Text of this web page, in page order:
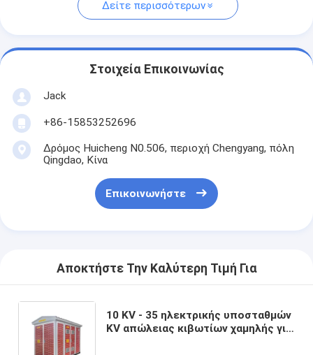
Δείτε περισσότερων
Στοιχεία Επικοινωνίας
Jack
+86-15853252696
Δρόμος Huicheng N0.506, περιοχή Chengyang, πόλη
Qingdao, Κίνα
Επικοινωνήστε
Αποκτήστε Την Καλύτερη Τιμή Για
10 KV - 35 ηλεκτρικής υποσταθμών
KV απώλειας κιβωτίων χαμηλής για